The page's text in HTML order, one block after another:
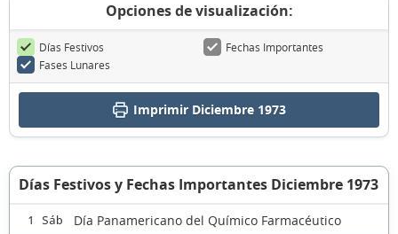
Opciones de visualización:
Días Festivos
Fechas Importantes
Fases Lunares
Imprimir Diciembre 1973
Días Festivos y Fechas Importantes Diciembre 1973
1 Sáb Día Panamericano del Químico Farmacéutico